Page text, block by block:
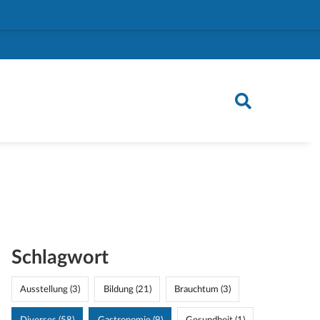
Schlagwort
Ausstellung (3) Bildung (21) Brauchtum (3)